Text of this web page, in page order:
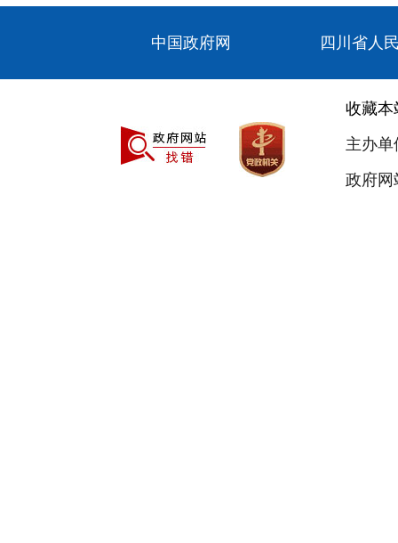
中国政府网 四川省人
收藏本
主办
政府网